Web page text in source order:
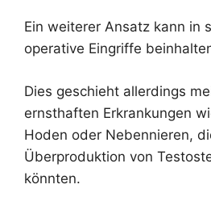
Ein weiterer Ansatz kann in
operative Eingriffe
Dies geschieht allerdings
ernsthaften Erkrankungen
Hoden oder Nebennieren,
Überproduktion von
könnten.